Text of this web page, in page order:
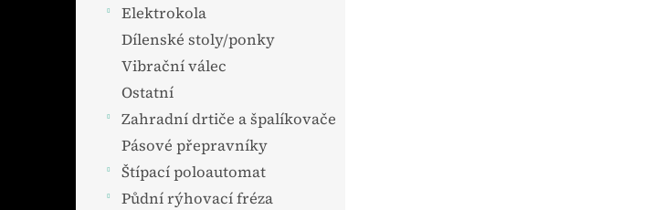
Elektrokola
Dílenské stoly/ponky
Vibrační válec
Ostatní
Zahradní drtiče a špalíkovače
Pásové přepravníky
Štípací poloautomat
Půdní rýhovací fréza